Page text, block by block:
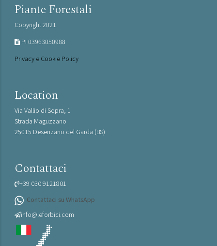
Piante Forestali
Copyright 2021.
PI 03963050988
Privacy e Cookie Policy
Location
Via Vallio di Sopra, 1
Strada Maguzzano
25015 Desenzano del Garda (BS)
Contattaci
+39 030 9121801
Contattaci su WhatsApp
info@leforbici.com